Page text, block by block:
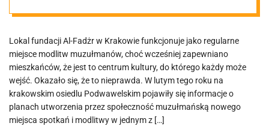
Mieszkańcom
zapewniano, że
będzie to
Lokal fundacji Al-Fadżr w Krakowie funkcjonuje jako regularne
miejsce modlitw muzułmanów, choć wcześniej zapewniano
mieszkańców, że jest to centrum kultury, do którego każdy może
wejść. Okazało się, że to nieprawda. W lutym tego roku na
krakowskim osiedlu Podwawelskim pojawiły się informacje o
planach utworzenia przez społeczność muzułmańską nowego
miejsca spotkań i modlitwy w jednym z […]